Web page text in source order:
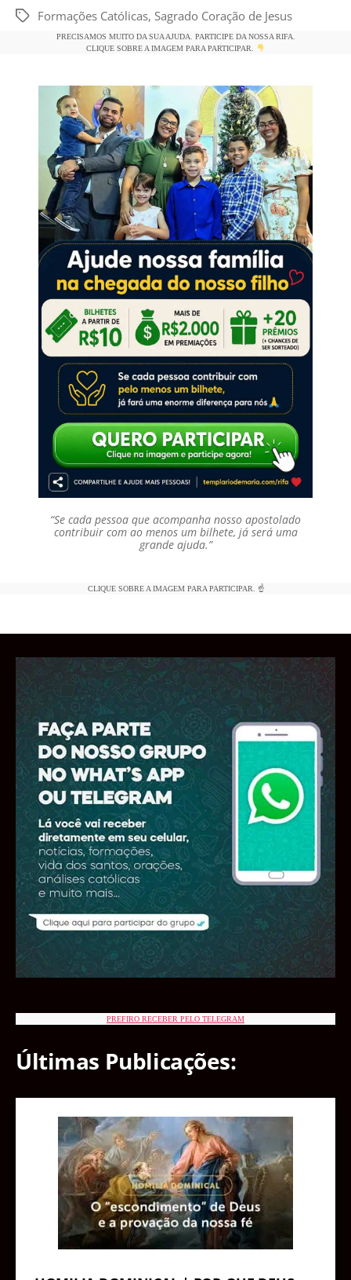
c
e
o
o
k
at
s
p
p
itt
er
ai
l
p
y
n
k
ar
e
TagsFormações Católicas, Sagrado Coração de Jesus
PRECISAMOS MUITO DA SUA AJUDA. PARTICIPE DA NOSSA RIFA.
CLIQUE SOBRE A IMAGEM PARA PARTICIPAR.
“Se cada pessoa que acompanha nosso apostolado
contribuir com ao menos um bilhete, já será uma
grande ajuda.”
CLIQUE SOBRE A IMAGEM PARA PARTICIPAR. ☝️
PREFIRO RECEBER PELO TELEGRAM
Últimas Publicações: